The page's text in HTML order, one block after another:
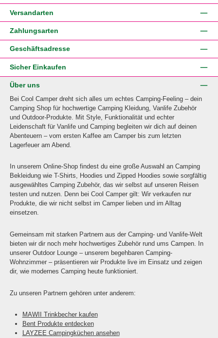
Versandarten
Zahlungsarten
Geschäftsadresse
Sicher Einkaufen
Über uns
Bei Cool Camper dreht sich alles um echtes Camping-Feeling – dein
Camping Shop für hochwertige Camping Kleidung, Vanlife Zubehör
und Outdoor-Produkte. Mit Style, Funktionalität und echter
Leidenschaft für Vanlife und Camping begleiten wir dich auf deinen
Abenteuern – vom ersten Kaffee am Camper bis zum letzten
Lagerfeuer am Abend.
In unserem Online-Shop findest du eine große Auswahl an Camping
Bekleidung wie T-Shirts, Hoodies und Zipped Hoodies sowie sorgfältig
ausgewähltes Camping Zubehör, das wir selbst auf unseren Reisen
testen und nutzen. Denn bei Cool Camper gilt: Wir verkaufen nur
Produkte, die wir nicht selbst im Camper lieben und im Alltag
einsetzen.
Gemeinsam mit starken Partnern aus der Camping- und Vanlife-Welt
bieten wir dir noch mehr hochwertiges Zubehör rund ums Campen. In
unserer Outdoor Lounge – unserem begehbaren Camping-
Wohnzimmer – präsentieren wir Produkte live im Einsatz und zeigen
dir, wie modernes Camping heute funktioniert.
Zu unseren Partnern gehören unter anderem:
MAWII Trinkbecher kaufen
Bent Produkte entdecken
LAYZEE Campingküchen ansehen